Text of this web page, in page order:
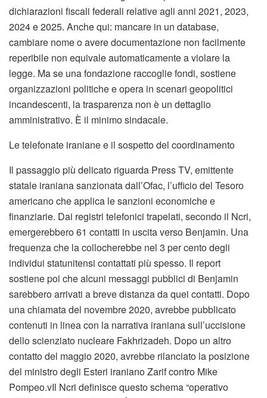
dichiarazioni fiscali federali relative agli anni 2021, 2023,
2024 e 2025. Anche qui: mancare in un database,
cambiare nome o avere documentazione non facilmente
reperibile non equivale automaticamente a violare la
legge. Ma se una fondazione raccoglie fondi, sostiene
organizzazioni politiche e opera in scenari geopolitici
incandescenti, la trasparenza non è un dettaglio
amministrativo. È il minimo sindacale.
Le telefonate iraniane e il sospetto del coordinamento
Il passaggio più delicato riguarda Press TV, emittente
statale iraniana sanzionata dall’Ofac, l’ufficio del Tesoro
americano che applica le sanzioni economiche e
finanziarie. Dai registri telefonici trapelati, secondo il Ncri,
emergerebbero 61 contatti in uscita verso Benjamin. Una
frequenza che la collocherebbe nel 3 per cento degli
individui statunitensi contattati più spesso. Il report
sostiene poi che alcuni messaggi pubblici di Benjamin
sarebbero arrivati a breve distanza da quei contatti. Dopo
una chiamata del novembre 2020, avrebbe pubblicato
contenuti in linea con la narrativa iraniana sull’uccisione
dello scienziato nucleare Fakhrizadeh. Dopo un altro
contatto del maggio 2020, avrebbe rilanciato la posizione
del ministro degli Esteri iraniano Zarif contro Mike
Pompeo.vIl Ncri definisce questo schema “operativo